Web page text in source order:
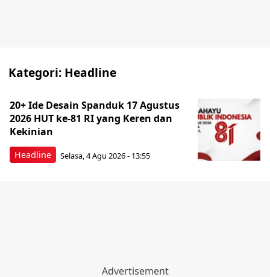
Kategori: Headline
Headline
20+ Ide Desain Spanduk 17 Agustus
2026 HUT ke-81 RI yang Keren dan
Kekinian
Selasa, 4 Agu 2026 - 13:55